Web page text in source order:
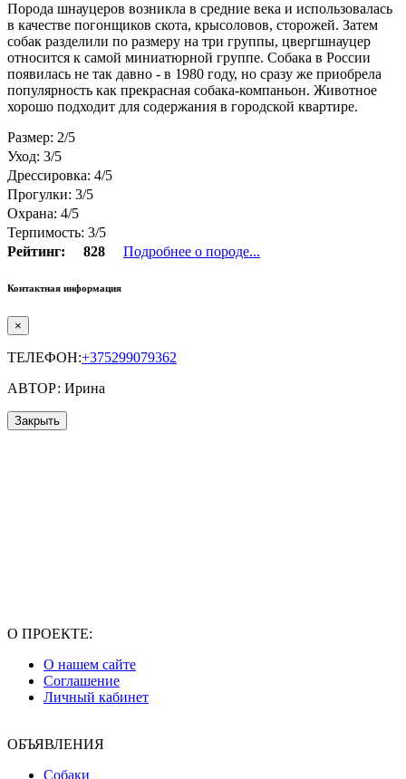
Порода шнауцеров возникла в средние века и использовалась
в качестве погонщиков скота, крысоловов, сторожей. Затем
собак разделили по размеру на три группы, цвергшнауцер
относится к самой миниатюрной группе. Собака в России
появилась не так давно - в 1980 году, но сразу же приобрела
популярность как прекрасная собака-компаньон. Животное
хорошо подходит для содержания в городской квартире.
Размер: 2/5
Уход: 3/5
Дрессировка: 4/5
Прогулки: 3/5
Охрана: 4/5
Терпимость: 3/5
Рейтинг:
828 Подробнее о породе...
Контактная информация
×
ТЕЛЕФОН:+375299079362
АВТОР: Ирина
Закрыть
О ПРОЕКТЕ:
О нашем сайте
Соглашение
Личный кабинет
ОБЪЯВЛЕНИЯ
Собаки